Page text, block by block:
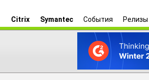
Citrix Symantec События Релизы